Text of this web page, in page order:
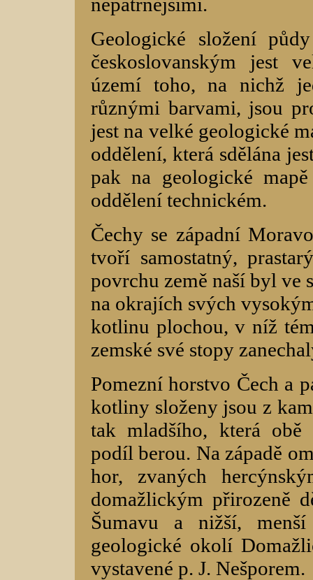
Geologické složení
českoslovanským jest
území toho, na nichž
různými barvami, jsou
jest na velké geologické
oddělení, která sdělána
pak na geologické
oddělení technickém.
Čechy se západní
tvoří samostatný,
povrchu země naší byl ve
na okrajích svých
kotlinu plochou, v níž
zemské své stopy
Pomezní horstvo Čech a
kotliny složeny jsou z
tak mladšího, která obě
podíl berou. Na západě
hor, zvaných
domažlickým přirozeně
Šumavu a nižší,
geologické okolí
vystavené p. J. Nešporem.